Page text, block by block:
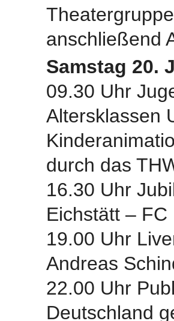
anschließend
Samstag 20.
09.30 Uhr
Altersklassen
durch das
16.30 Uhr
Eichstätt –
19.00 Uhr
Andreas
22.00 Uhr
Deutschland